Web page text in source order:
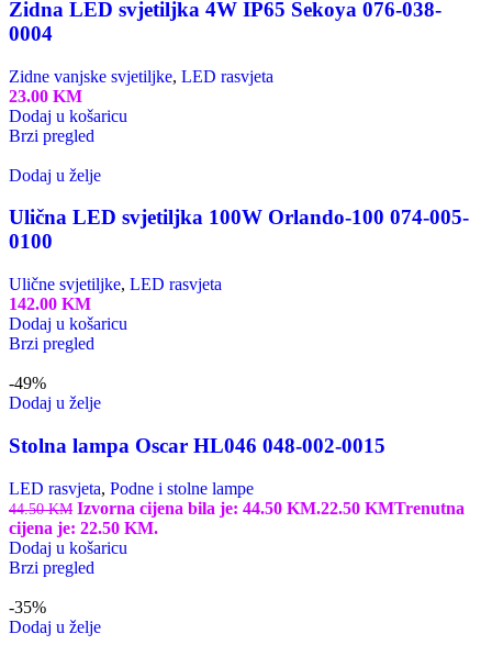
Zidna LED svjetiljka 4W IP65 Sekoya 076-038-
0004
Zidne vanjske svjetiljke, LED rasvjeta
23.00 KM
Dodaj u košaricu
Brzi pregled
Dodaj u želje
Ulična LED svjetiljka 100W Orlando-100 074-005-
0100
Ulične svjetiljke, LED rasvjeta
142.00 KM
Dodaj u košaricu
Brzi pregled
-49%
Dodaj u želje
Stolna lampa Oscar HL046 048-002-0015
LED rasvjeta, Podne i stolne lampe
44.50KM Izvorna cijena bila je: 44.50 KM.22.50 KMTrenutna
cijena je: 22.50 KM.
Dodaj u košaricu
Brzi pregled
-35%
Dodaj u želje